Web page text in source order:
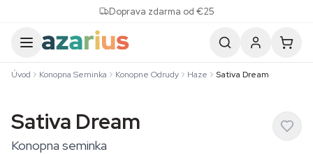
Doprava zdarma od €25
Úvod Konopna Seminka Konopne Odrudy Haze Sativa Dream
Sativa Dream
Konopna seminka